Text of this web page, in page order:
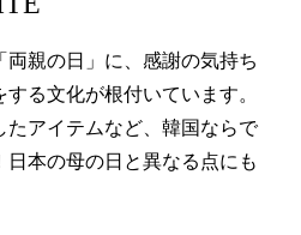
両親の日」に、感謝の気持ち
る文化が根付いています。
たアイテムなど、韓国ならで
本の母の日と異なる点にも